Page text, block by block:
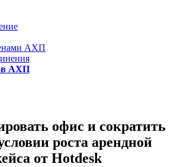
АХП
АХП
офис и сократить
роста арендной
от Hotdesk